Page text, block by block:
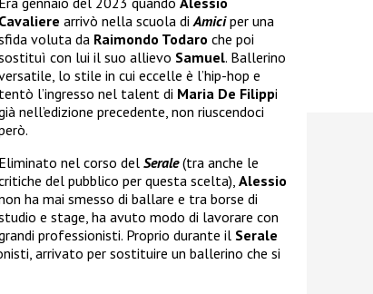
Cavaliere arrivò nella scuola diAmiciper una
voluta da Raimondo Todaro che poi
con lui il suo allievo Samuel. Ballerino
lo stile in cui eccelle è l’hip-hop e
tentò l’ingresso nel talent di Maria De Filippi
nell’edizione precedente, non riuscendoci
Eliminato nel corso del Serale(tra anche le
del pubblico per questa scelta), Alessio
ha mai smesso di ballare e tra borse di
e stage, ha avuto modo di lavorare con
professionisti. Proprio durante il Serale
arrivato per sostituire un ballerino che si